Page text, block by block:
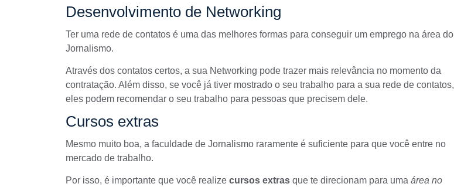
Desenvolvimento de Networking
Ter uma rede de contatos é uma das melhores formas para conseguir um emprego na área do
Jornalismo.
Através dos contatos certos, a sua Networking pode trazer mais relevância no momento da
contratação. Além disso, se você já tiver mostrado o seu trabalho para a sua rede de contatos,
eles podem recomendar o seu trabalho para pessoas que precisem dele.
Cursos extras
Mesmo muito boa, a faculdade de Jornalismo raramente é suficiente para que você entre no
mercado de trabalho.
Por isso, é importante que você realize cursos extras que te direcionam para uma área no